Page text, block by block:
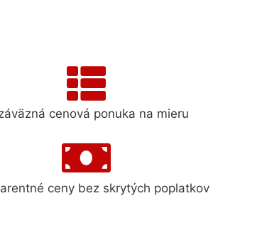
cenová ponuka na mieru
ceny bez skrytých poplatkov